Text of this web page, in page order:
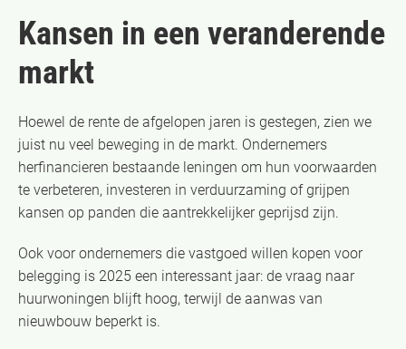
Kansen in een veranderende
markt
Hoewel de rente de afgelopen jaren is gestegen, zien we
juist nu veel beweging in de markt. Ondernemers
herfinancieren bestaande leningen om hun voorwaarden
te verbeteren, investeren in verduurzaming of grijpen
kansen op panden die aantrekkelijker geprijsd zijn.
Ook voor ondernemers die vastgoed willen kopen voor
belegging is 2025 een interessant jaar: de vraag naar
huurwoningen blijft hoog, terwijl de aanwas van
nieuwbouw beperkt is.